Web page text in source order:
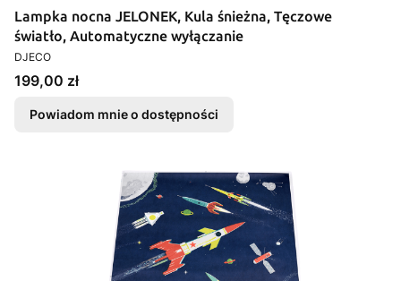
Lampka nocna JELONEK, Kula śnieżna, Tęczowe
światło, Automatyczne wyłączanie
PRODUCENT
DJECO
Cena
199,00 zł
Powiadom mnie o dostępności